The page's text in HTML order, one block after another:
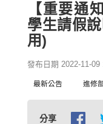
【重要通
學生請假
用)
發布日期 2022-11-09
最新公告 進修
分享